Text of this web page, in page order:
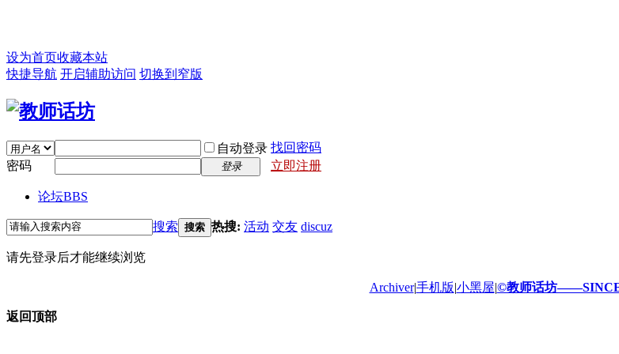
设为首页收藏本站
快捷导航 开启辅助访问 切换到窄版
自动登录 找回密码
密码
登录 立即注册
论坛BBS
搜索 搜索 热搜: 活动 交友 discuz
请先登录后才能继续浏览
Archiver|手机版|小黑屋|©教师话坊
返回顶部